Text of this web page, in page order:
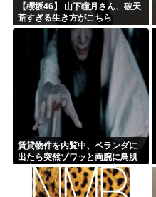
【櫻坂46】 山下瞳月さん、破天
荒すぎる生き方がこちら
賃貸物件を内覧中、ベランダに
出たら突然ゾワッと両腕に鳥肌
が出た。「やっぱりこの部屋嫌
だ」と思った瞬間、体が前にド
ンッと突き飛ばされて…